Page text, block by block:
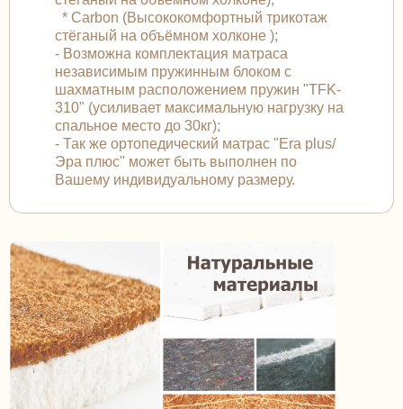
* Carbon (Высококомфортный трикотаж
стёганый на объёмном холконе );
- Возможна комплектация матраса
независимым пружинным блоком с
шахматным расположением пружин "TFK-
310" (усиливает максимальную нагрузку на
спальное место до 30кг);
- Так же ортопедический матрас "Era plus/
Эра плюс" может быть выполнен по
Вашему индивидуальному размеру.